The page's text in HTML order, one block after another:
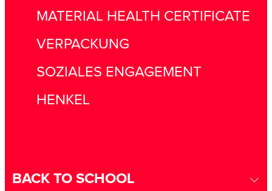
MATERIAL HEALTH CERTIFICATE
VERPACKUNG
SOZIALES ENGAGEMENT
HENKEL
BACK TO SCHOOL